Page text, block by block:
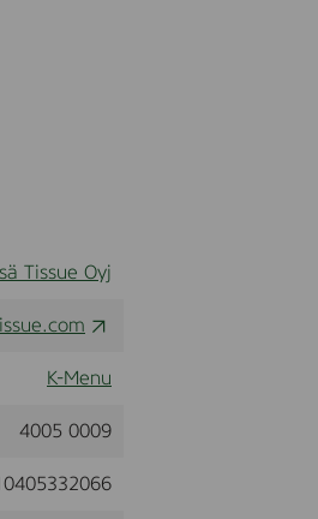
Tissue Oyj
K-Menu
4005 0009